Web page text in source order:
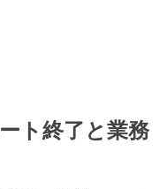
ト終了と業務